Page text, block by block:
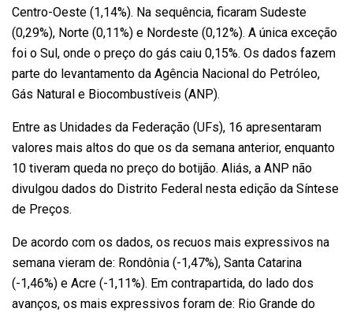
Centro-Oeste (1,14%). Na sequência, ficaram Sudeste
(0,29%), Norte (0,11%) e Nordeste (0,12%). A única exceção
foi o Sul, onde o preço do gás caiu 0,15%. Os dados fazem
parte do levantamento da Agência Nacional do Petróleo,
Gás Natural e Biocombustíveis (ANP).
Entre as Unidades da Federação (UFs), 16 apresentaram
valores mais altos do que os da semana anterior, enquanto
10 tiveram queda no preço do botijão. Aliás, a ANP não
divulgou dados do Distrito Federal nesta edição da Síntese
de Preços.
De acordo com os dados, os recuos mais expressivos na
semana vieram de: Rondônia (-1,47%), Santa Catarina
(-1,46%) e Acre (-1,11%). Em contrapartida, do lado dos
avanços, os mais expressivos foram de: Rio Grande do